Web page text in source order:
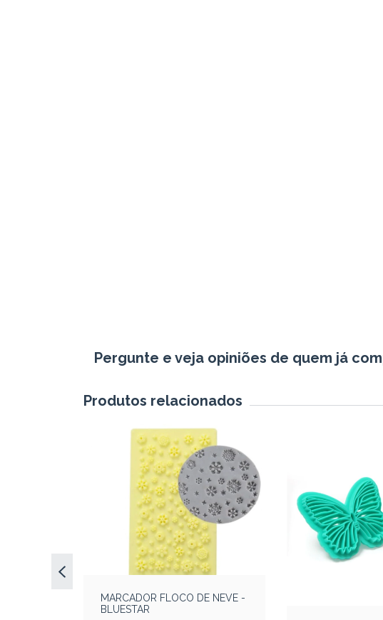
Pergunte e veja opiniões de quem já
Produtos relacionados
MARCADOR FLOCO DE NEVE -
BLUESTAR